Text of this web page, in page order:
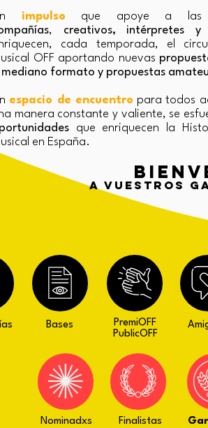
impulso que apoye a
, creativos, intérpretes y
cada temporada, el
OFF aportando nuevas
mediano formato y propuestas
espacio de encuentro para todos
manera constante y valiente, se
que enriquecen la
en España.
a vuestros
Bases
PremiOFF
PublicOFF
Nominadxs
Finalistas